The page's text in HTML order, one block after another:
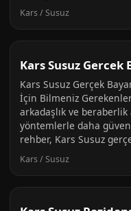
Kars / Susuz
Kars Susuz Gercek
Kars Susuz Gerçek
İçin Bilmeniz
arkadaşlık ve
yöntemlerle daha
rehber, Kars Susuz
Kars / Susuz